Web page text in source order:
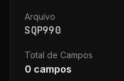
Arquivo
SQP990
Total de Campos
0 campos